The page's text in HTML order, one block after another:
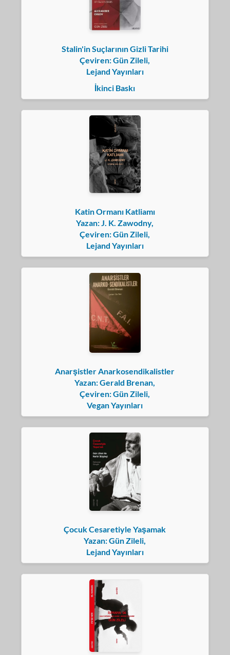
Stalin'in Suçlarının Gizli Tarihi
Çeviren: Gün Zileli,
Lejand Yayınları
İkinci Baskı
Katin Ormanı Katliamı
Yazan: J. K. Zawodny,
Çeviren: Gün Zileli,
Lejand Yayınları
Anarşistler Anarkosendikalistler
Yazan: Gerald Brenan,
Çeviren: Gün Zileli,
Vegan Yayınları
Çocuk Cesaretiyle Yaşamak
Yazan: Gün Zileli,
Lejand Yayınları